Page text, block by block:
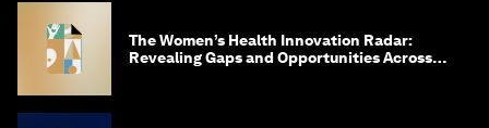
The Women’s Health Innovation Radar:
Revealing Gaps and Opportunities Across